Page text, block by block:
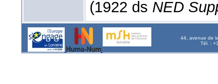
(1922 ds NED
44, avenue de
Tél. :